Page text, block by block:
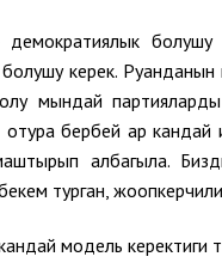
демократиялык болушу
керек.
мындай
отура бербей ар
албагыла.
турган,
модель керектиги